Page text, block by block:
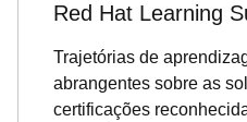
Red Hat Learning
Trajetórias de
abrangentes sobre as
certificações